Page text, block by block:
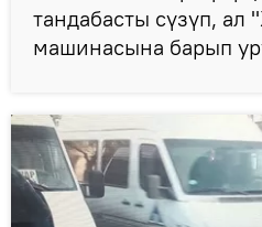
тандабасты сүзүп, ал
машинасына барып